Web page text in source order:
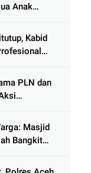
Anak
Kabid
PLN dan
Masjid
Bangkit